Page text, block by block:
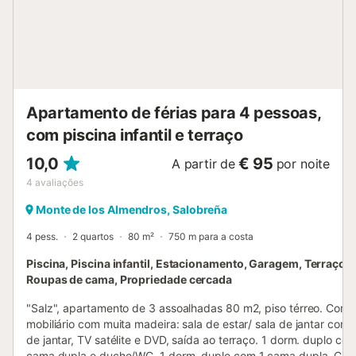
Apartamento de férias para 4 pessoas,
com piscina infantil e terraço
10,0
4 avaliações
A partir de € 95 por noite
Monte de los Almendros, Salobreña
4 pess. 2 quartos 80 m² 750 m para a costa
Piscina, Piscina infantil, Estacionamento, Garagem, Terraço,
Roupas de cama, Propriedade cercada
"Salz", apartamento de 3 assoalhadas 80 m2, piso térreo. Com
mobiliário com muita madeira: sala de estar/ sala de jantar com
de jantar, TV satélite e DVD, saída ao terraço. 1 dorm. duplo